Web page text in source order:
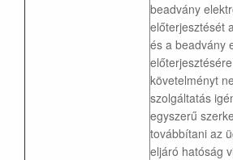
beadvány
előterjesztését
és a beadvány
követelményt
szolgáltatás
egyszerű
továbbítani az
eljáró hatóság